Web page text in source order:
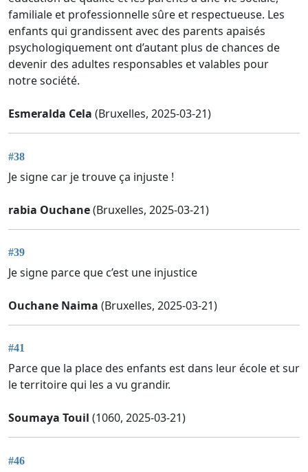
familiale et professionnelle sûre et respectueuse. Les
enfants qui grandissent avec des parents apaisés
psychologiquement ont d’autant plus de chances de
devenir des adultes responsables et valables pour
notre société.
Esmeralda Cela (Bruxelles, 2025-03-21)
#38
Je signe car je trouve ça injuste !
rabia Ouchane(Bruxelles, 2025-03-21)
#39
Je signe parce que c’est une injustice
Ouchane Naima (Bruxelles, 2025-03-21)
#41
Parce que la place des enfants est dans leur école et sur
le territoire qui les a vu grandir.
Soumaya Touil (1060, 2025-03-21)
#46